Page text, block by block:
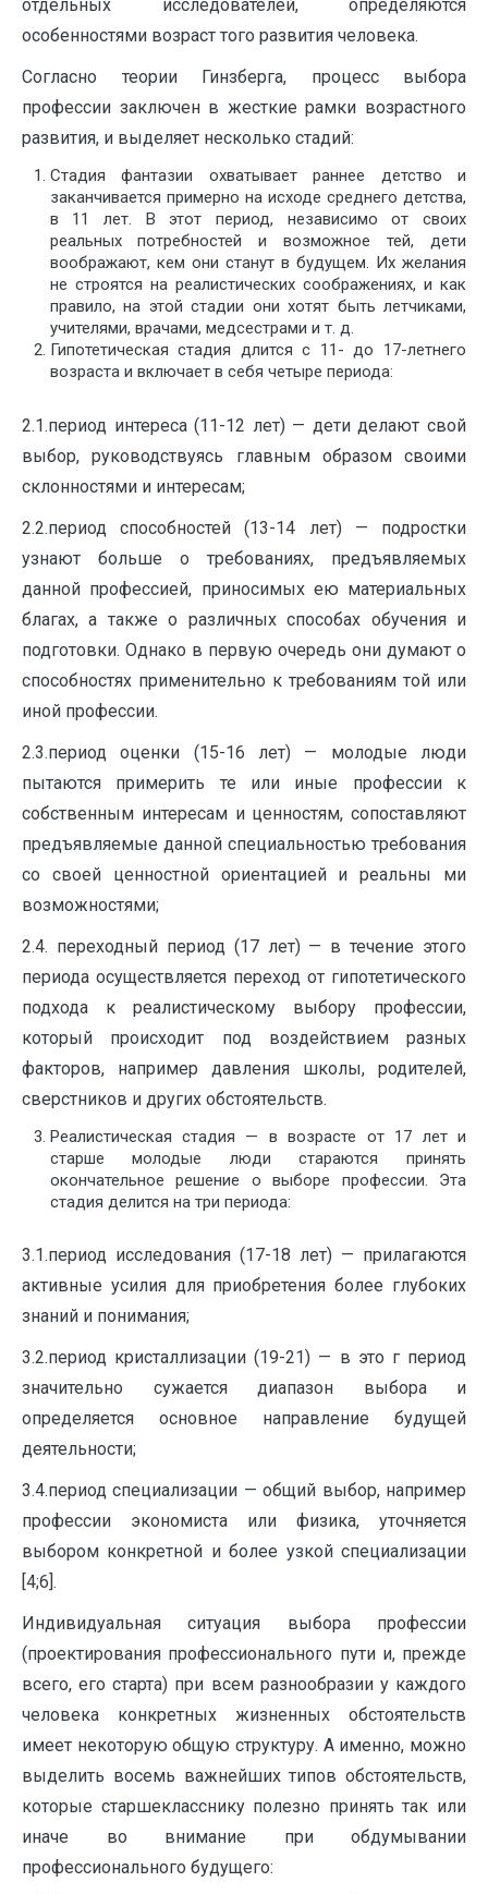
отдельных исследователей, определяются
особенностями возраст того развития человека.
Согласно теории Гинзберга, процесс выбора
профессии заключен в жесткие рамки возрастного
развития, и выделяет несколько стадий:
Стадия фантазии охватывает раннее детство и
заканчивается примерно на исходе среднего детства,
в 11 лет. В этот период, независимо от своих
реальных потребностей и возможное тей, дети
воображают, кем они станут в будущем. Их желания
не строятся на реалистических соображениях, и как
правило, на этой стадии они хотят быть летчиками,
учителями, врачами, медсестрами и т. д.
Гипотетическая стадия длится с 11- до 17-летнего
возраста и включает в себя четыре периода:
2.1.период интереса (11-12 лет) — дети делают свой
выбор, руководствуясь главным образом своими
склонностями и интересам;
2.2.период способностей (13-14 лет) — подростки
узнают больше о требованиях, предъявляемых
данной профессией, приносимых ею материальных
благах, а также о различных способах обучения и
подготовки. Однако в первую очередь они думают о
способностях применительно к требованиям той или
иной профессии.
2.3.период оценки (15-16 лет) — молодые люди
пытаются примерить те или иные профессии к
собственным интересам и ценностям, сопоставляют
предъявляемые данной специальностью требования
со своей ценностной ориентацией и реальны ми
возможностями;
2.4. переходный период (17 лет) — в течение этого
периода осуществляется переход от гипотетического
подхода к реалистическому выбору профессии,
который происходит под воздействием разных
факторов, например давления школы, родителей,
сверстников и других обстоятельств.
Реалистическая стадия — в возрасте от 17 лет и
старше молодые люди стараются принять
окончательное решение о выборе профессии. Эта
стадия делится на три периода:
3.1.период исследования (17-18 лет) — прилагаются
активные усилия для приобретения более глубоких
знаний и понимания;
3.2.период кристаллизации (19-21) — в это г период
значительно сужается диапазон выбора и
определяется основное направление будущей
деятельности;
3.4.период специализации — общий выбор, например
профессии экономиста или физика, уточняется
выбором конкретной и более узкой специализации
[4;6].
Индивидуальная ситуация выбора профессии
(проектирования профессионального пути и, прежде
всего, его старта) при всем разнообразии у каждого
человека конкретных жизненных обстоятельств
имеет некоторую общую структуру. А именно, можно
выделить восемь важнейших типов обстоятельств,
которые старшекласснику полезно принять так или
иначе во внимание при обдумывании
профессионального будущего: